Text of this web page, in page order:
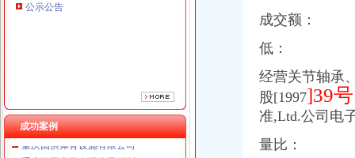
公示公告
成功案例
重庆国洪体育设施有限公司
重庆信同广告有限公司 渝沙50万 （工商注册）
成交额：
低：
经营关节轴承
股[1997]39
准,Ltd.公司电
量比：